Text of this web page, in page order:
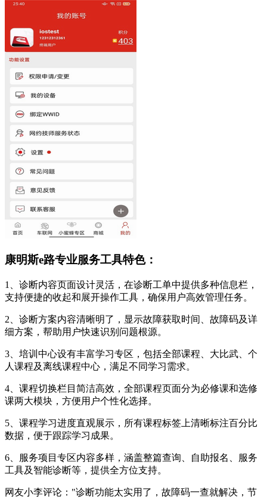
康明斯e路专业服务工具特色：
1、诊断内容页面设计灵活，在诊断工单中提供多种信息栏，
支持便捷的收起和展开操作工具，确保用户高效管理任务。
2、诊断方案内容清晰明了，显示故障获取时间、故障码及详
细方案，帮助用户快速识别问题根源。
3、培训中心设有丰富学习专区，包括全部课程、大比武、个
人课程及离线课程中心，满足不同学习需求。
4、课程切换栏目简洁高效，全部课程页面分为必修课和选修
课两大模块，方便用户个性化选择。
5、课程学习进度直观展示，所有课程标签上清晰标注百分比
数据，便于跟踪学习成果。
6、服务项目专区内容多样，涵盖整篇查询、自助报名、服务
工具及智能诊断等，提供全方位支持。
网友小李评论："诊断功能太实用了，故障码一查就解决，节